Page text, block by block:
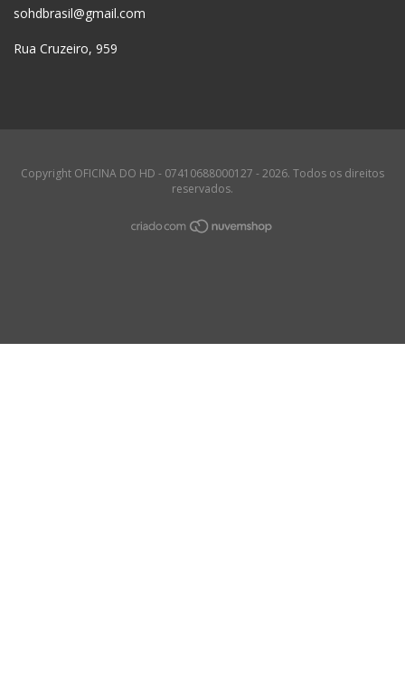
sohdbrasil@gmail.com
Rua Cruzeiro, 959
Copyright OFICINA DO HD - 07410688000127 - 2026. Todos os direitos
reservados.